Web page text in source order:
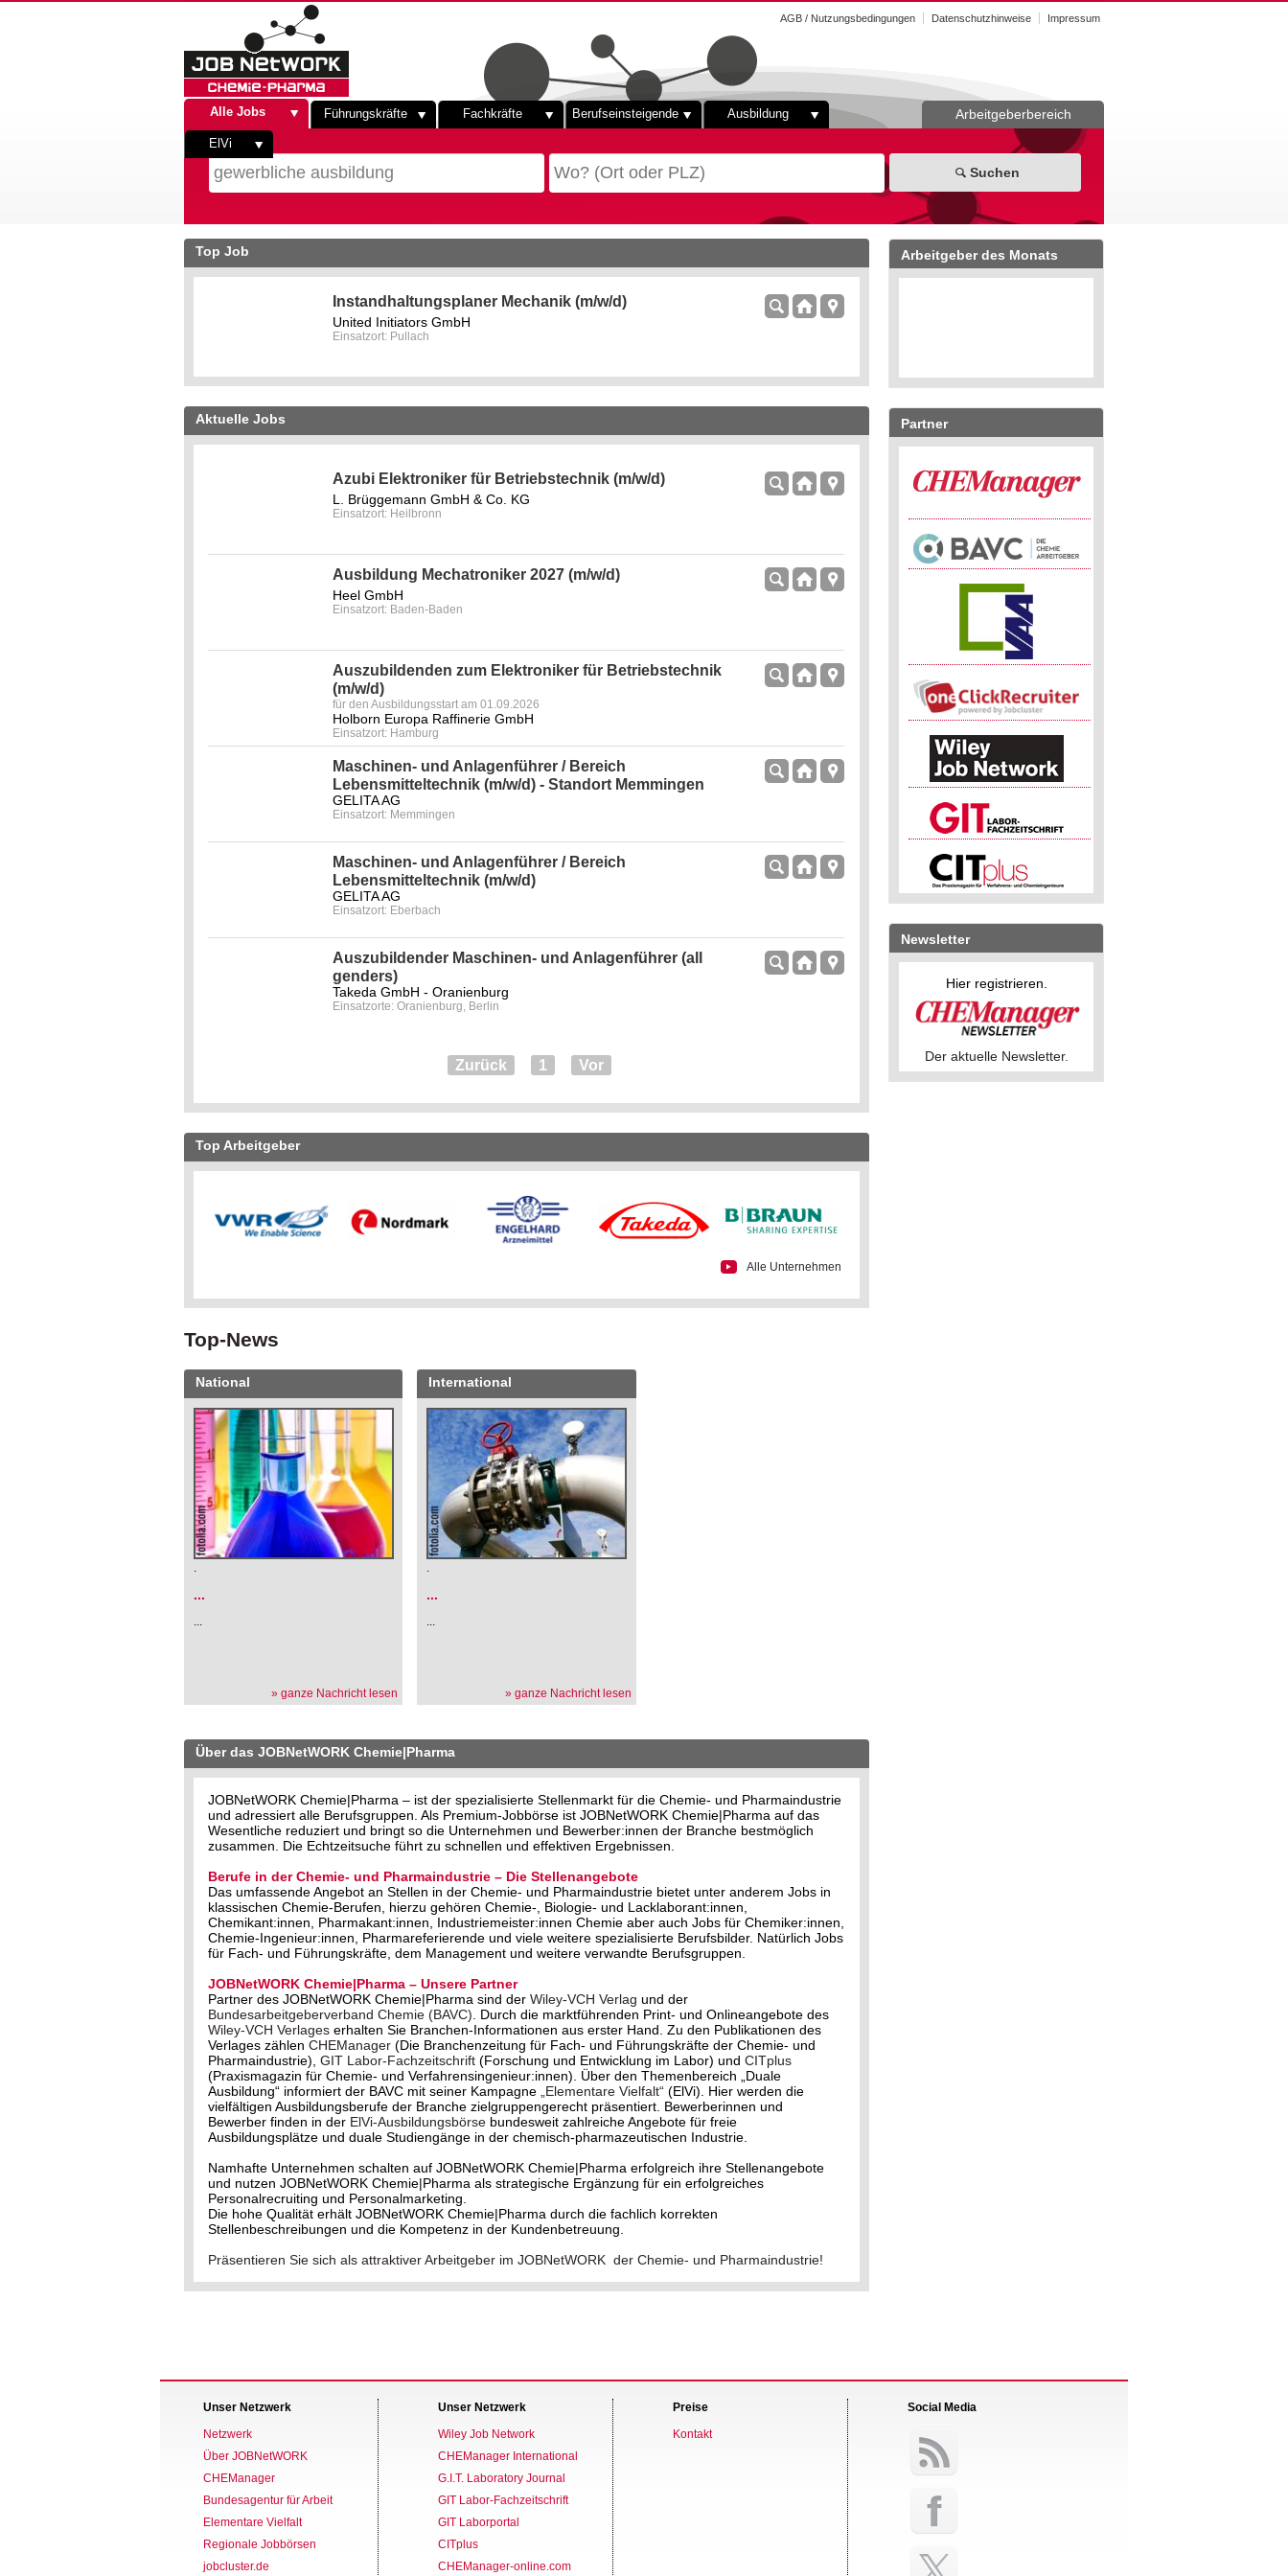
AGB / Nutzungsbedingungen Datenschutzhinweise Impressum
Alle Jobs Führungskräfte Fachkräfte Berufseinsteigende Ausbildung
ElVi
Arbeitgeberbereich
Suchen
Top Job
Instandhaltungsplaner Mechanik (m/w/d)
United Initiators GmbH
Einsatzort: Pullach
Aktuelle Jobs
Azubi Elektroniker für Betriebstechnik (m/w/d)
L. Brüggemann GmbH & Co. KG
Einsatzort: Heilbronn
Ausbildung Mechatroniker 2027 (m/w/d)
Heel GmbH
Einsatzort: Baden-Baden
Auszubildenden zum Elektroniker für Betriebstechnik
(m/w/d)
für den Ausbildungsstart am 01.09.2026
Holborn Europa Raffinerie GmbH
Einsatzort: Hamburg
Maschinen- und Anlagenführer / Bereich
Lebensmitteltechnik (m/w/d) - Standort Memmingen
GELITA AG
Einsatzort: Memmingen
Maschinen- und Anlagenführer / Bereich
Lebensmitteltechnik (m/w/d)
GELITA AG
Einsatzort: Eberbach
Auszubildender Maschinen- und Anlagenführer (all
genders)
Takeda GmbH - Oranienburg
Einsatzorte: Oranienburg, Berlin
Zurück 1 Vor
Top Arbeitgeber
Alle Unternehmen
Top-News
National
.
...
...
» ganze Nachricht lesen
International
.
...
...
» ganze Nachricht lesen
Über das JOBNetWORK Chemie|Pharma
JOBNetWORK Chemie|Pharma – ist der spezialisierte Stellenmarkt für die Chemie- und Pharmaindustrie
und adressiert alle Berufsgruppen. Als Premium-Jobbörse ist JOBNetWORK Chemie|Pharma auf das
Wesentliche reduziert und bringt so die Unternehmen und Bewerber:innen der Branche bestmöglich
zusammen. Die Echtzeitsuche führt zu schnellen und effektiven Ergebnissen.
Berufe in der Chemie- und Pharmaindustrie – Die Stellenangebote
Das umfassende Angebot an Stellen in der Chemie- und Pharmaindustrie bietet unter anderem Jobs in
klassischen Chemie-Berufen, hierzu gehören Chemie-, Biologie- und Lacklaborant:innen,
Chemikant:innen, Pharmakant:innen, Industriemeister:innen Chemie aber auch Jobs für Chemiker:innen,
Chemie-Ingenieur:innen, Pharmareferierende und viele weitere spezialisierte Berufsbilder. Natürlich Jobs
für Fach- und Führungskräfte, dem Management und weitere verwandte Berufsgruppen.
JOBNetWORK Chemie|Pharma – Unsere Partner
Partner des JOBNetWORK Chemie|Pharma sind der Wiley-VCH Verlag und der
Bundesarbeitgeberverband Chemie (BAVC). Durch die marktführenden Print- und Onlineangebote des
Wiley-VCH Verlages erhalten Sie Branchen-Informationen aus erster Hand. Zu den Publikationen des
Verlages zählen CHEManager (Die Branchenzeitung für Fach- und Führungskräfte der Chemie- und
Pharmaindustrie), GIT Labor-Fachzeitschrift (Forschung und Entwicklung im Labor) und CITplus
(Praxismagazin für Chemie- und Verfahrensingenieur:innen). Über den Themenbereich „Duale
Ausbildung“ informiert der BAVC mit seiner Kampagne „Elementare Vielfalt“ (ElVi). Hier werden die
vielfältigen Ausbildungsberufe der Branche zielgruppengerecht präsentiert. Bewerberinnen und
Bewerber finden in der ElVi-Ausbildungsbörse bundesweit zahlreiche Angebote für freie
Ausbildungsplätze und duale Studiengänge in der chemisch-pharmazeutischen Industrie.
Namhafte Unternehmen schalten auf JOBNetWORK Chemie|Pharma erfolgreich ihre Stellenangebote
und nutzen JOBNetWORK Chemie|Pharma als strategische Ergänzung für ein erfolgreiches
Personalrecruiting und Personalmarketing.
Die hohe Qualität erhält JOBNetWORK Chemie|Pharma durch die fachlich korrekten
Stellenbeschreibungen und die Kompetenz in der Kundenbetreuung.
Präsentieren Sie sich als attraktiver Arbeitgeber im JOBNetWORK der Chemie- und Pharmaindustrie!
Arbeitgeber des Monats
Partner
Newsletter
Hier registrieren.
Der aktuelle Newsletter.
Unser Netzwerk
Netzwerk
Über JOBNetWORK
CHEManager
Bundesagentur für Arbeit
Elementare Vielfalt
Regionale Jobbörsen
jobcluster.de
Unser Netzwerk
Wiley Job Network
CHEManager International
G.I.T. Laboratory Journal
GIT Labor-Fachzeitschrift
GIT Laborportal
CITplus
CHEManager-online.com
Preise
Kontakt
Social Media